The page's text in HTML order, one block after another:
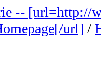
-- [url=http://
url] /